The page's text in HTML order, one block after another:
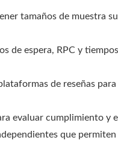
tamaños de muestra
de espera, RPC y
de reseñas
evaluar cumplimiento y
que